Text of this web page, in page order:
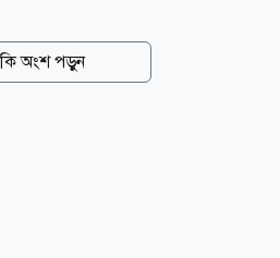
(৬ আগস্ট) পররাষ্ট্র
দিল্লিতে সাবেক প্রধানমন্ত্রী
অংশ পড়ুন